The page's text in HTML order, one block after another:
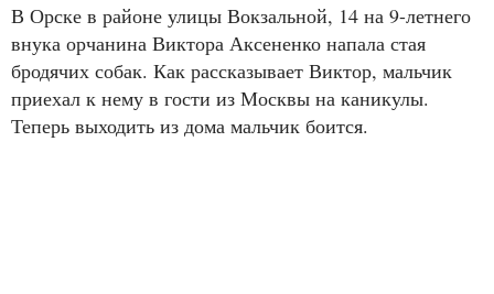
В Орске в районе улицы Вокзальной, 14 на 9-летнего
внука орчанина Виктора Аксененко напала стая
бродячих собак. Как рассказывает Виктор, мальчик
приехал к нему в гости из Москвы на каникулы.
Теперь выходить из дома мальчик боится.